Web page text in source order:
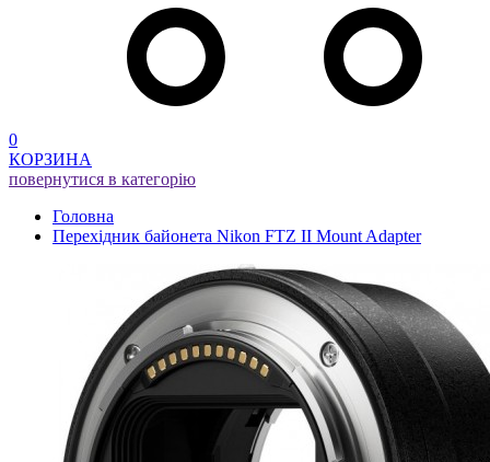
0
КОРЗИНА
повернутися в категорію
Головна
Перехідник байонета Nikon FTZ II Mount Adapter